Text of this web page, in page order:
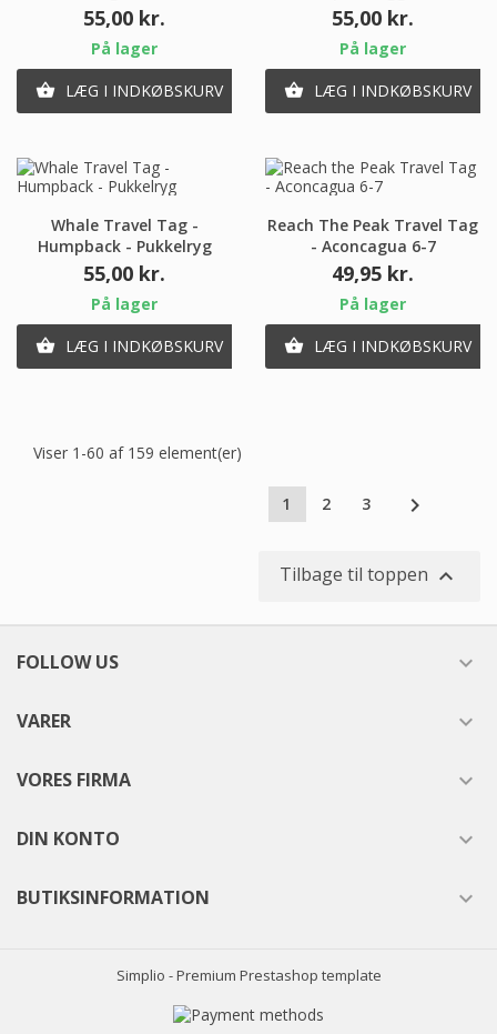
Pris
55,00 kr.
På lager
 LÆG I INDKØBSKURV
Pris
55,00 kr.
På lager
 LÆG I INDKØBSKURV
Whale Travel Tag -
Humpback - Pukkelryg
Pris
55,00 kr.
På lager
 LÆG I INDKØBSKURV
Reach The Peak Travel Tag
- Aconcagua 6-7
Pris
49,95 kr.
På lager
 LÆG I INDKØBSKURV
Viser 1-60 af 159 element(er)
1 2 3 
Tilbage til toppen 
FOLLOW US 
VARER 
VORES FIRMA 
DIN KONTO 
BUTIKSINFORMATION 
Simplio - Premium Prestashop template